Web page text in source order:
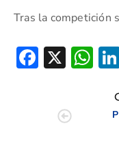
Tras la competición
X